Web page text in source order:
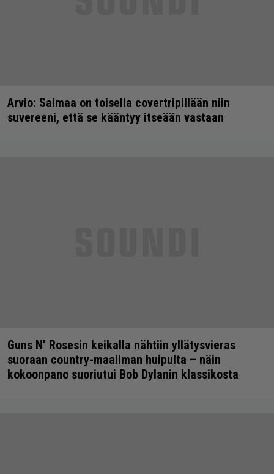
Arvio: Saimaa on toisella covertripillään niin
suvereeni, että se kääntyy itseään vastaan
Guns N’ Rosesin keikalla nähtiin yllätysvieras
suoraan country-maailman huipulta – näin
kokoonpano suoriutui Bob Dylanin klassikosta